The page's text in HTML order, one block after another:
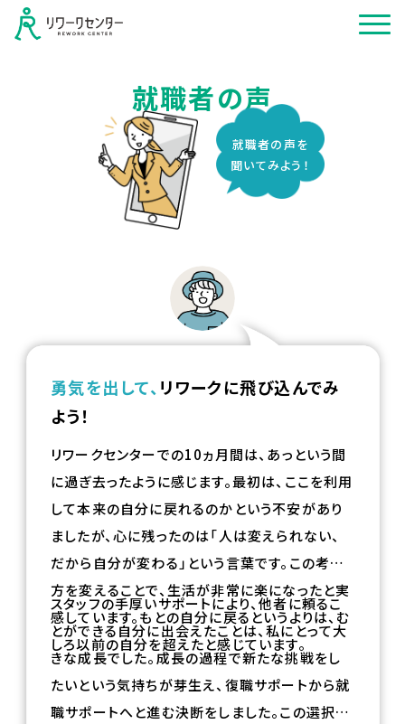
就職者の声
就職者の声を
聞いてみよう！
勇気を出して、 リワークに飛び込んでみ
よう！
リワークセンターでの10ヵ月間は、あっという間
に過ぎ去ったように感じます。最初は、ここを利用
して本来の自分に戻れるのかという不安があり
ましたが、心に残ったのは「人は変えられない、
だから自分が変わる」という言葉です。この考え
方を変えることで、生活が非常に楽になったと実
感しています。もとの自分に戻るというよりは、む
しろ以前の自分を超えたと感じています。
スタッフの手厚いサポートにより、他者に頼るこ
とができる自分に出会えたことは、私にとって大
きな成長でした。成長の過程で新たな挑戦をし
たいという気持ちが芽生え、復職サポートから就
職サポートへと進む決断をしました。この選択は